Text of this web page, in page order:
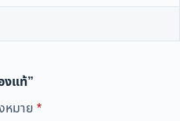
งแท้”
หมาย *